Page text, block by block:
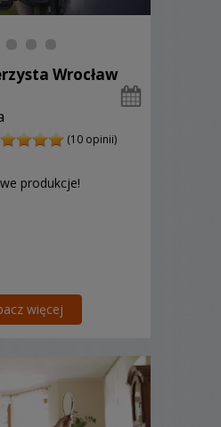
Wrocław
(10 opinii)
produkcje!
więcej